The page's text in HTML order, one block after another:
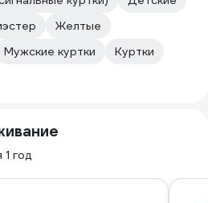
Желтые
Мужские куртки
Куртки
год